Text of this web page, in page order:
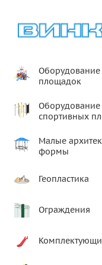
Оборудование
площадок
Оборудование
спортивных
Малые
формы
Геопластика
Ограждения